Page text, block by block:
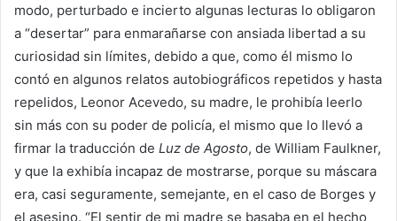
modo, perturbado e incierto algunas lecturas lo obligaron
a “desertar” para enmarañarse con ansiada libertad a su
curiosidad sin límites, debido a que, como él mismo lo
contó en algunos relatos autobiográficos repetidos y hasta
repelidos, Leonor Acevedo, su madre, le prohibía leerlo
sin más con su poder de policía, el mismo que lo llevó a
firmar la traducción de Luz de Agosto, de William Faulkner,
y que la exhibía incapaz de mostrarse, porque su máscara
era, casi seguramente, semejante, en el caso de Borges y
el asesino. “El sentir de mi madre se basaba en el hecho